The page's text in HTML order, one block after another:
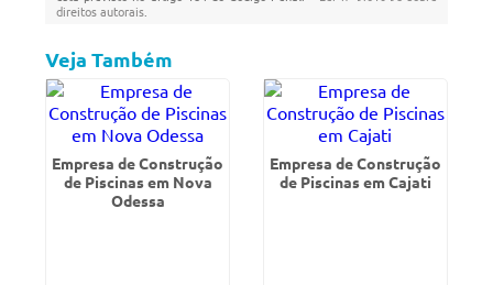
direitos autorais
Veja Também
Empresa de Construção
de Piscinas em Nova
Odessa
Empresa de Construção
de Piscinas em Cajati